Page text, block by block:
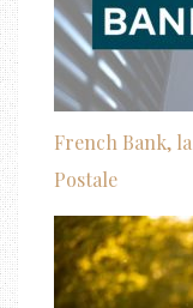
French Bank,
Postale